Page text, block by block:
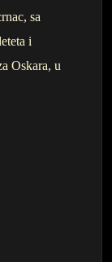
sa
i
Oskara, u